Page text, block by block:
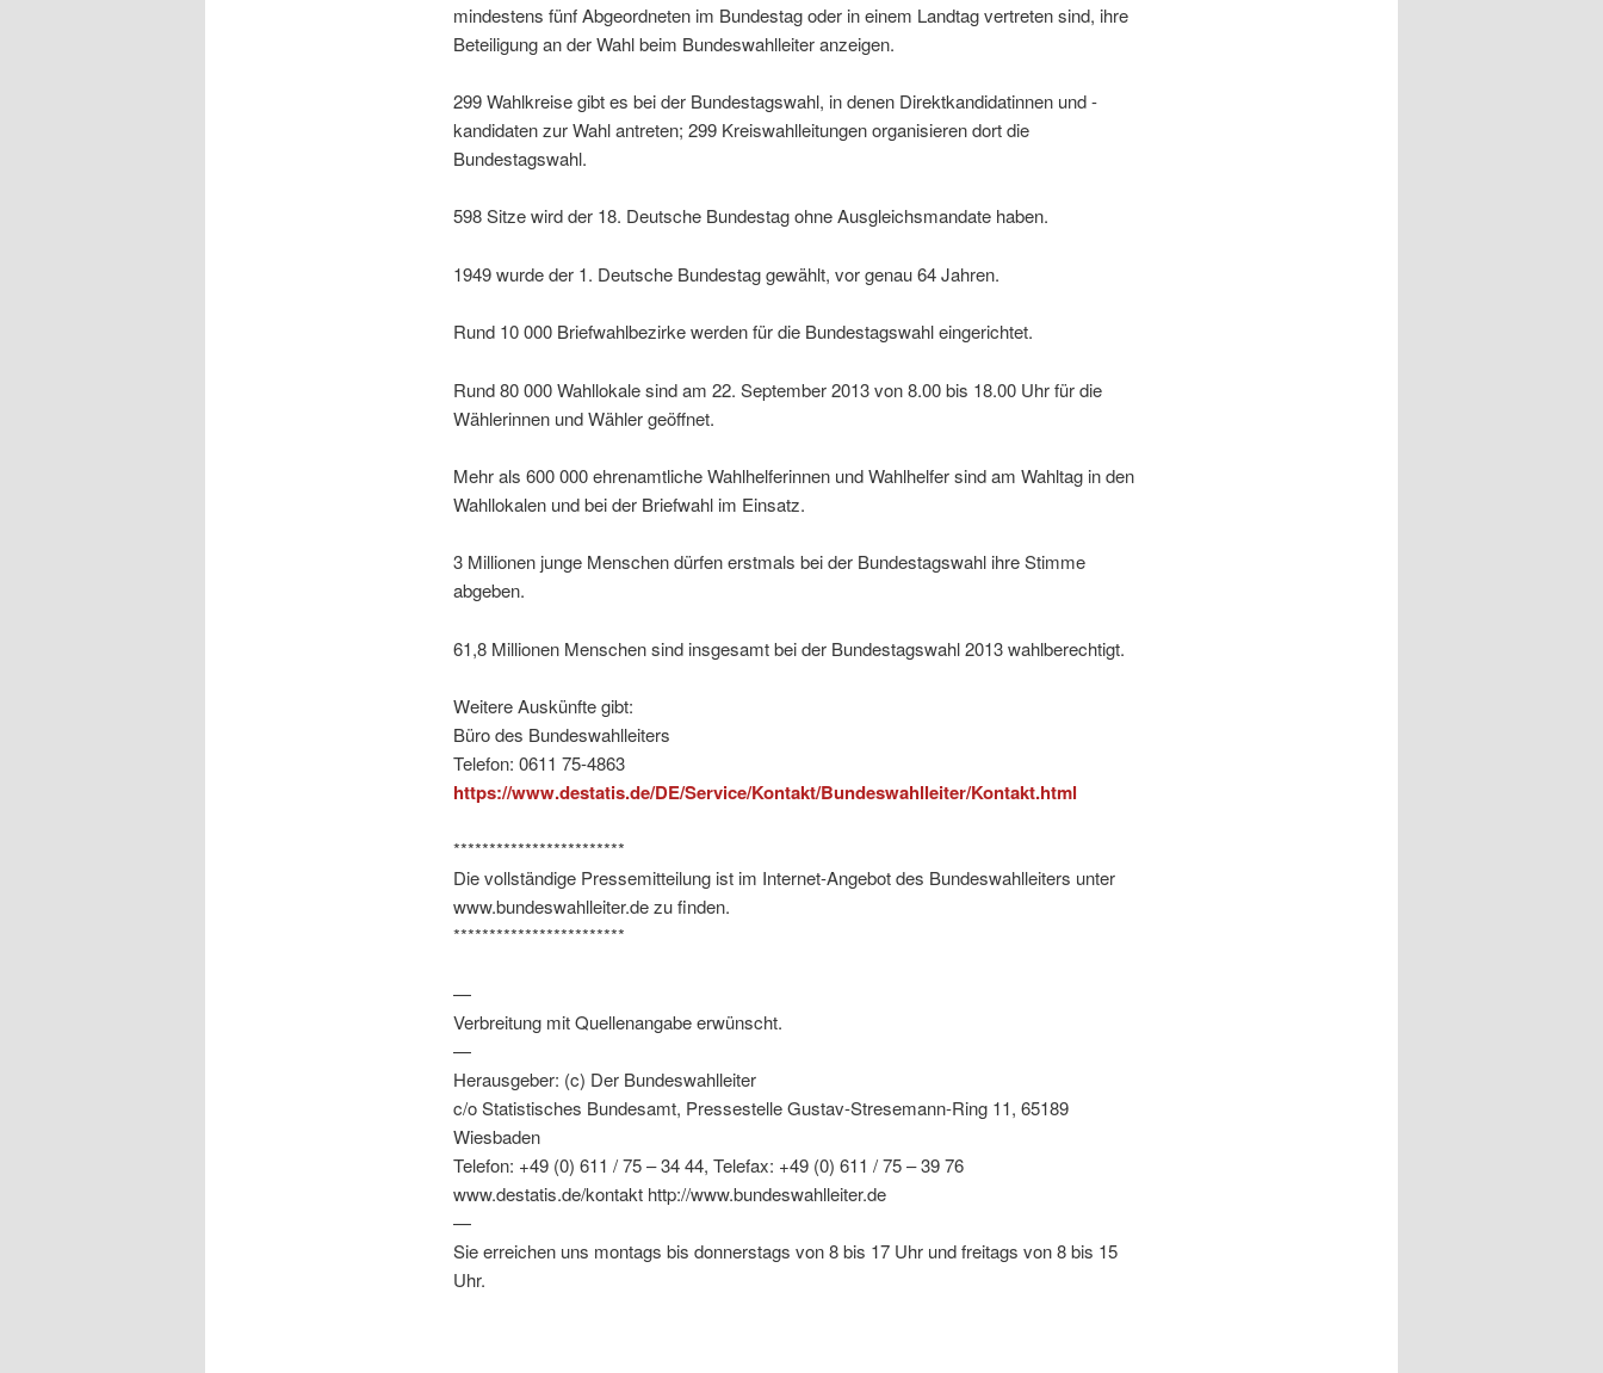
mindestens fünf Abgeordneten im Bundestag oder in einem Landtag vertreten sind, ihre
Beteiligung an der Wahl beim Bundeswahlleiter anzeigen.
299 Wahlkreise gibt es bei der Bundestagswahl, in denen Direktkandidatinnen und -
kandidaten zur Wahl antreten; 299 Kreiswahlleitungen organisieren dort die
Bundestagswahl.
598 Sitze wird der 18. Deutsche Bundestag ohne Ausgleichsmandate haben.
1949 wurde der 1. Deutsche Bundestag gewählt, vor genau 64 Jahren.
Rund 10 000 Briefwahlbezirke werden für die Bundestagswahl eingerichtet.
Rund 80 000 Wahllokale sind am 22. September 2013 von 8.00 bis 18.00 Uhr für die
Wählerinnen und Wähler geöffnet.
Mehr als 600 000 ehrenamtliche Wahlhelferinnen und Wahlhelfer sind am Wahltag in den
Wahllokalen und bei der Briefwahl im Einsatz.
3 Millionen junge Menschen dürfen erstmals bei der Bundestagswahl ihre Stimme
abgeben.
61,8 Millionen Menschen sind insgesamt bei der Bundestagswahl 2013 wahlberechtigt.
Weitere Auskünfte gibt:
Büro des Bundeswahlleiters
Telefon: 0611 75-4863
https://www.destatis.de/DE/Service/Kontakt/Bundeswahlleiter/Kontakt.html
************************
Die vollständige Pressemitteilung ist im Internet-Angebot des Bundeswahlleiters unter
www.bundeswahlleiter.de zu finden.
************************
—
Verbreitung mit Quellenangabe erwünscht.
—
Herausgeber: (c) Der Bundeswahlleiter
c/o Statistisches Bundesamt, Pressestelle Gustav-Stresemann-Ring 11, 65189
Wiesbaden
Telefon: +49 (0) 611 / 75 – 34 44, Telefax: +49 (0) 611 / 75 – 39 76
www.destatis.de/kontakt http://www.bundeswahlleiter.de
—
Sie erreichen uns montags bis donnerstags von 8 bis 17 Uhr und freitags von 8 bis 15
Uhr.